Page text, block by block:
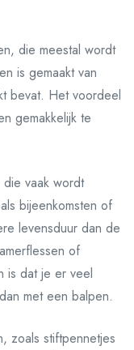
die meestal wordt
is gemaakt van
bevat. Het voordeel
gemakkelijk te
vaak wordt
bijeenkomsten of
levensduur dan de
of
is dat je er veel
met een balpen.
zoals stiftpennetjes